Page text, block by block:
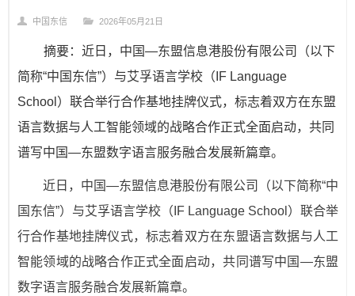
中国东信 2026年05月21日
摘要：近日，中国—东盟信息港股份有限公司（以下
简称“中国东信”）与艾孚语言学校（IF Language
School）联合举行合作基地挂牌仪式，标志着双方在东盟
语言数据与人工智能领域的战略合作正式全面启动，共同
谱写中国—东盟数字语言服务融合发展新篇章。
近日，中国—东盟信息港股份有限公司（以下简称“中
国东信”）与艾孚语言学校（IF Language School）联合举
行合作基地挂牌仪式，标志着双方在东盟语言数据与人工
智能领域的战略合作正式全面启动，共同谱写中国—东盟
数字语言服务融合发展新篇章。